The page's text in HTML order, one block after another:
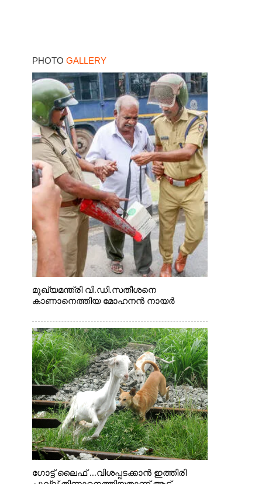
PHOTO GALLERY
മുഖ്യമന്ത്രി വി.ഡി.സതീശനെ
കാണാനെത്തിയ മോഹനൻ നായർ
ഗോട്ട് ലൈഫ് ...വിശപ്പടക്കാൻ ഇത്തിരി